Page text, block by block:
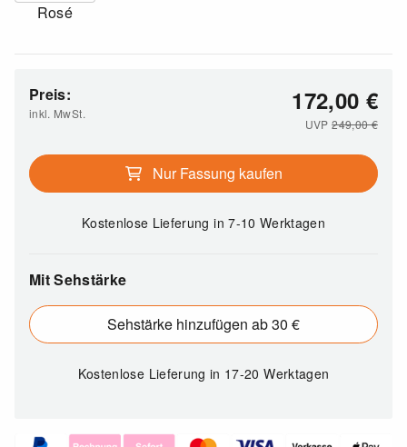
Rosé
Preis:
inkl. MwSt. 172,00 €
UVP249,00€
Nur Fassung kaufen
Kostenlose Lieferungin 7-10 Werktagen
Mit Sehstärke
Sehstärke hinzufügen ab 30 €
Kostenlose Lieferungin 17-20 Werktagen